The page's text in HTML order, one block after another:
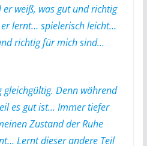
weiß, was gut und richtig
lernt… spielerisch leicht…
richtig für mich sind…
gleichgültig. Denn während
es gut ist… Immer tiefer
Zustand der Ruhe
Lernt dieser andere Teil